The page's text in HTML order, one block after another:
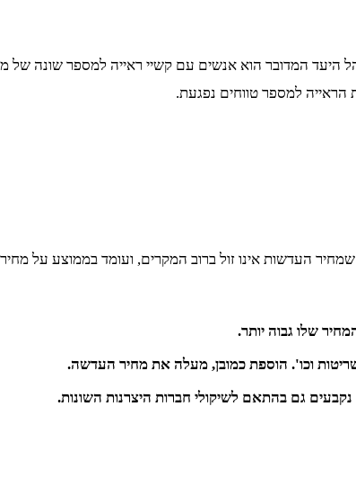
המדובר הוא אנשים עם קשיי ראייה למספר שונה של
שלו גבוה יותר.
שריטות וכו'. הוספת כמובן, מעלה את מחיר העדשה.
גם בהתאם לשיקולי חברות היצרנות השונות.